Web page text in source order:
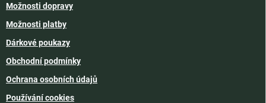
Možnosti dopravy
Možnosti platby
Dárkové poukazy
Obchodní podmínky
Ochrana osobních údajů
Používání cookies